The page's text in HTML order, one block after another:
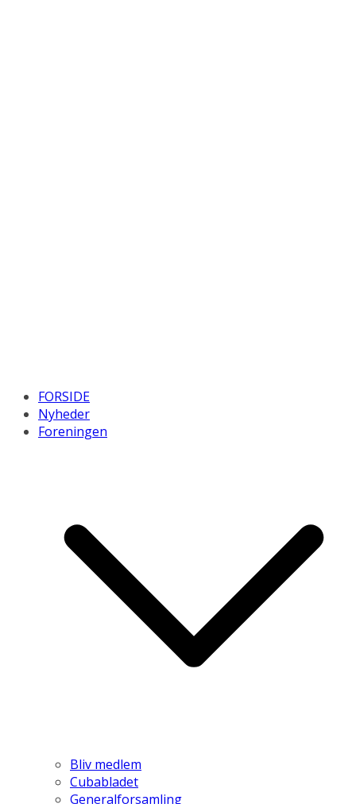
FORSIDE
Nyheder
Foreningen
Bliv medlem
Cubabladet
Generalforsamling